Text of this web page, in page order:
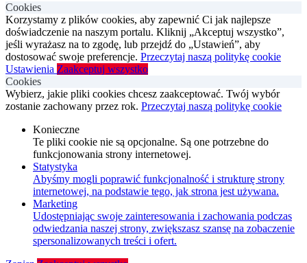
Cookies
Korzystamy z plików cookies, aby zapewnić Ci jak najlepsze
doświadczenie na naszym portalu. Kliknij „Akceptuj wszystko”,
jeśli wyrażasz na to zgodę, lub przejdź do „Ustawień”, aby
dostosować swoje preferencje. Przeczytaj naszą politykę cookie
Ustawienia Zaakceptuj wszystko
Cookies
Wybierz, jakie pliki cookies chcesz zaakceptować. Twój wybór
zostanie zachowany przez rok. Przeczytaj naszą politykę cookie
Konieczne
Te pliki cookie nie są opcjonalne. Są one potrzebne do
funkcjonowania strony internetowej.
Statystyka
Abyśmy mogli poprawić funkcjonalność i strukturę strony
internetowej, na podstawie tego, jak strona jest używana.
Marketing
Udostępniając swoje zainteresowania i zachowania podczas
odwiedzania naszej strony, zwiększasz szansę na zobaczenie
spersonalizowanych treści i ofert.